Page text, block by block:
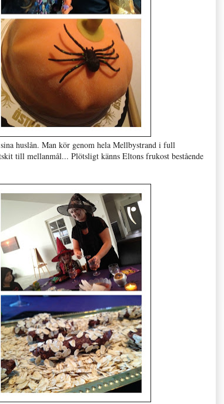
huslån. Man kör genom hela Mellbystrand i full
till mellanmål... Plötsligt känns Eltons frukost bestående